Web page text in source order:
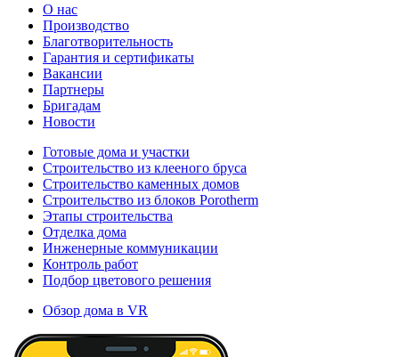
О нас
Производство
Благотворительность
Гарантия и сертификаты
Вакансии
Партнеры
Бригадам
Новости
Готовые дома и участки
Строительство из клееного бруса
Строительство каменных домов
Строительство из блоков Porotherm
Этапы строительства
Отделка дома
Инженерные коммуникации
Контроль работ
Подбор цветового решения
Обзор дома в VR